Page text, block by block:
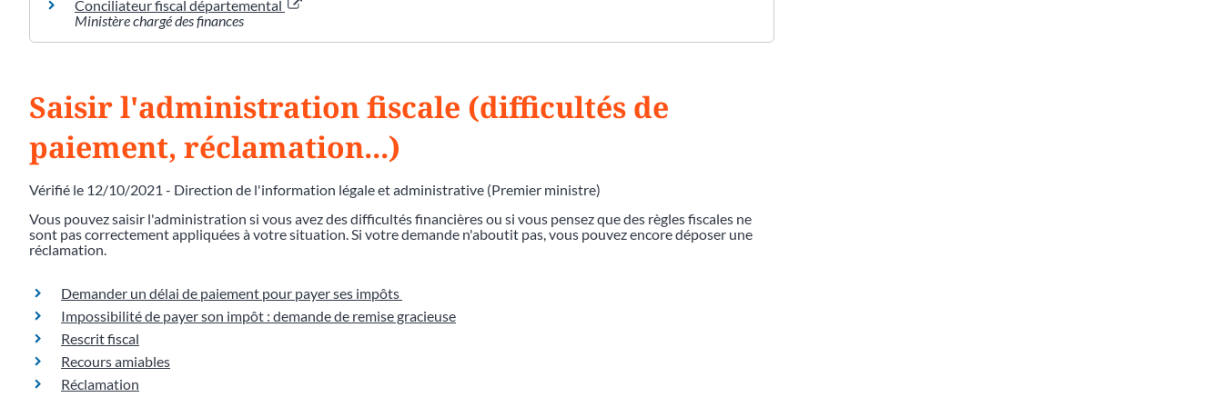
Conciliateur fiscal départemental
Ministère chargé des finances
Saisir l'administration fiscale (difficultés de
paiement, réclamation...)
Vérifié le 12/10/2021 - Direction de l'information légale et administrative (Premier ministre)
Vous pouvez saisir l'administration si vous avez des difficultés financières ou si vous pensez que des règles fiscales ne
sont pas correctement appliquées à votre situation. Si votre demande n'aboutit pas, vous pouvez encore déposer une
réclamation.
Demander un délai de paiement pour payer ses impôts
Impossibilité de payer son impôt : demande de remise gracieuse
Rescrit fiscal
Recours amiables
Réclamation